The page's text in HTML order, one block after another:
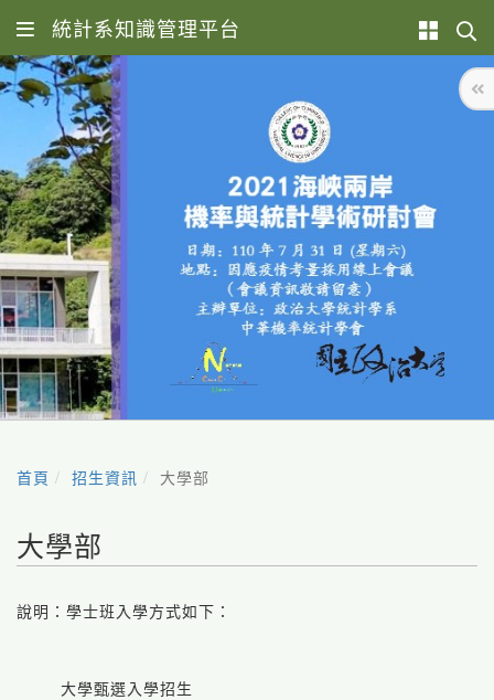
統計系知識管理平台
首頁 招生資訊 大學部
大學部
說明：學士班入學方式如下：
大學甄選入學招生